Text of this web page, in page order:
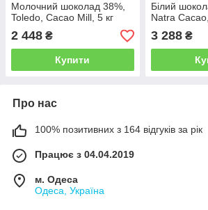
Молочний шоколад 38%,
Toledo, Cacao Mill, 5 кг
2 448 ₴
Купити
Білий
Natra
3 288₴
Про нас
100% позитивних з 164 відгуків за рік
Працює з 04.04.2019
м. Одеса
Одеса, Україна